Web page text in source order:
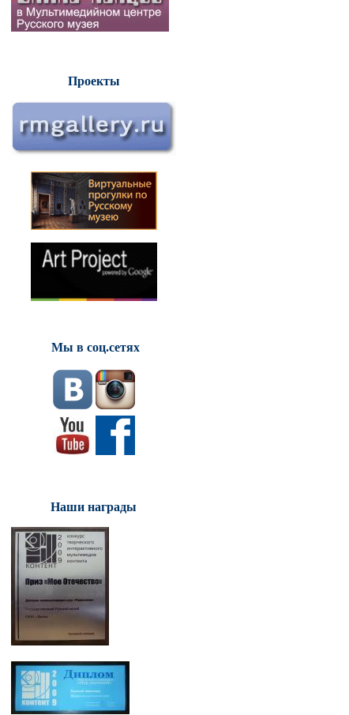
Проекты
Мы в соц.сетях
Наши награды